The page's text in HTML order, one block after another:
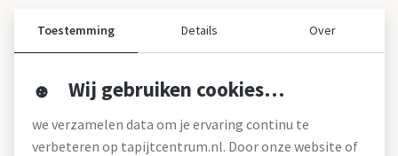
Over tapijtcentrum
Toestemming Details Over
Wij gebruiken cookies…
we verzamelen data om je ervaring continu te
verbeteren op tapijtcentrum.nl. Door onze website of